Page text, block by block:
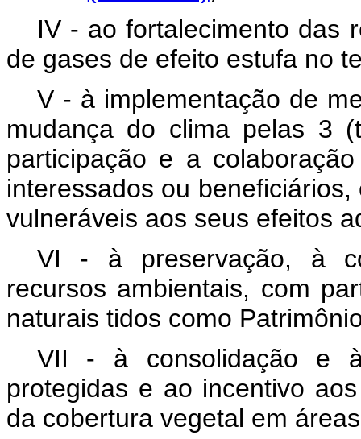
IV - ao fortalecimento das
de gases de efeito estufa no
V - à implementação de
mudança do clima pelas 3
participação e a
interessados ou
vulneráveis aos seus efeitos
VI - à preservação, à
recursos ambientais, com
naturais tidos como
VII - à consolidação e
protegidas e ao incentivo
da cobertura vegetal em